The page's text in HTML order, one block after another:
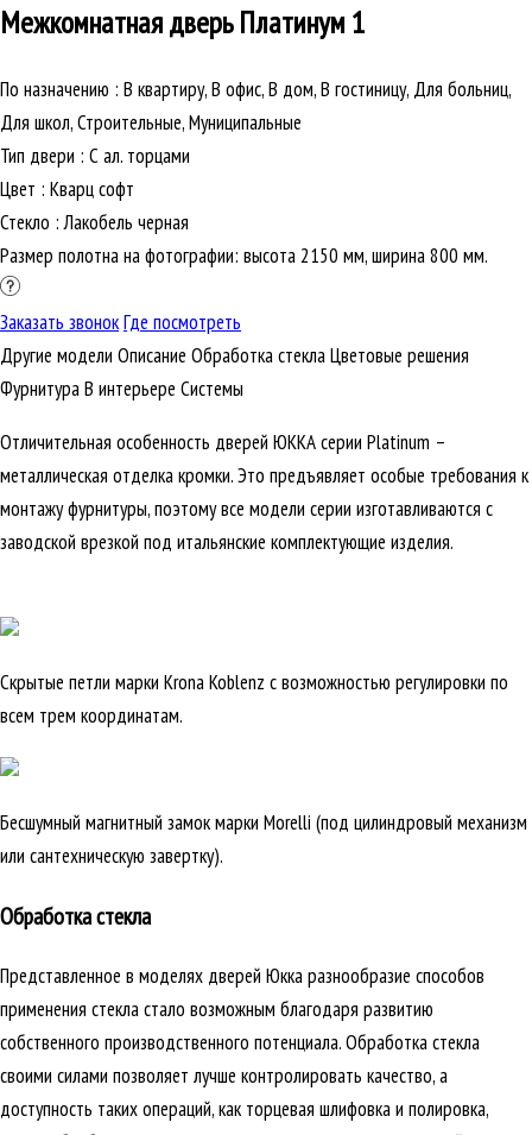
Межкомнатная дверь Платинум 1
По назначению : В квартиру, В офис, В дом, В гостиницу, Для больниц,
Для школ, Строительные, Муниципальные
Тип двери : С ал. торцами
Цвет : Кварц софт
Стекло :Лакобель черная
Размер полотна на фотографии: высота 2150 мм, ширина 800 мм.
Заказать звонокГде посмотреть
Другие модели Описание Обработка стеклаЦветовые решения
ФурнитураВ интерьере Cистемы
Отличительная особенность дверей ЮККА серии Platinum –
металлическая отделка кромки. Это предъявляет особые требования к
монтажу фурнитуры, поэтому все модели серии изготавливаются с
заводской врезкой под итальянские комплектующие изделия.
Скрытые петли марки Krona Koblenz с возможностью регулировки по
всем трем координатам.
Бесшумный магнитный замок марки Morelli (под цилиндровый механизм
или сантехническую завертку).
Обработка стекла
Представленное в моделях дверей Юкка разнообразие способов
применения стекла стало возможным благодаря развитию
собственного производственного потенциала. Обработка стекла
своими силами позволяет лучше контролировать качество, а
доступность таких операций, как торцевая шлифовка и полировка,